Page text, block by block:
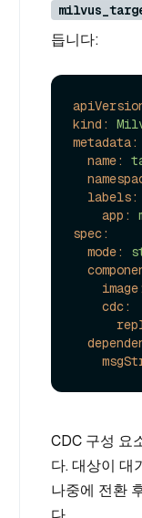
듭니다:
kind:
metadata:
name:
labels:
app:
spec:
mode:
image:
cdc:
CDC 구성 요
다. 대상이 대
나중에 전환